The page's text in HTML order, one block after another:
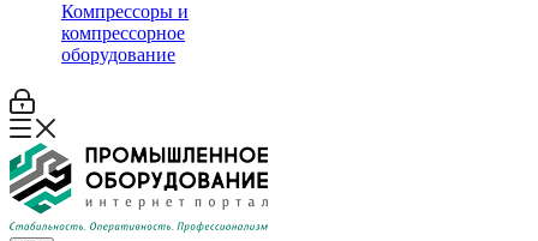
Компрессоры и
компрессорное
оборудование